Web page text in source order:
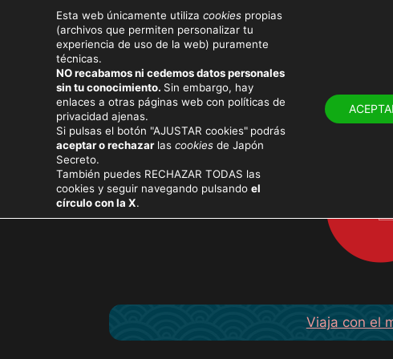
LUGARES
Viaja con el
Esta web únicamente utiliza cookies propias
(archivos que permiten personalizar tu
experiencia de uso de la web) puramente
técnicas.
NO recabamos ni cedemos datos personales
sin tu conocimiento. Sin embargo, hay
enlaces a otras páginas web con políticas de
privacidad ajenas.
Si pulsas el botón "AJUSTAR cookies" podrás
aceptar o rechazarlas cookies de Japón
Secreto.
También puedes RECHAZAR TODAS las
cookies y seguir navegando pulsando el
círculo con la X.